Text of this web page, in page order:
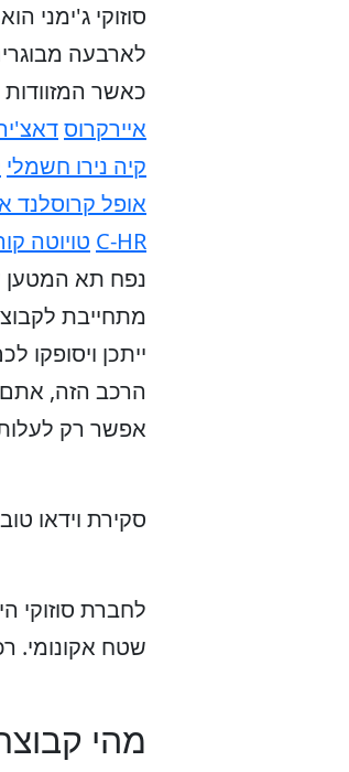
סוזוקי ג'ימני
לארבעה
כאשר
איירקרוס
קיה נירו חשמלי
אופל קרוסלנד
C-HR טויוטה
ייתכן
הרכב הזה,
אפשר רק
סקירת וידאו
לחברת סוזוקי
שטח אקונומי.
מהי